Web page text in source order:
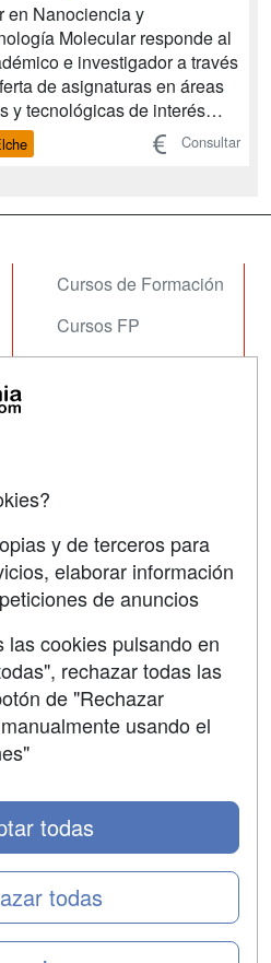
en Nanociencia y
Molecular responde al
e investigador a través
de asignaturas en áreas
y tecnológicas de interés
son la Electrónica
el Nanomagnetismo y la
Consultar
Cursos de Formación
Cursos FP
SÍGUENOS EN:
y de terceros para
elaborar información
de anuncios
las cookies pulsando en
rechazar todas las
de "Rechazar
usando el
todas
todas